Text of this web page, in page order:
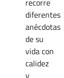
recorre
diferentes
anécdotas
de su
vida con
calidez
y